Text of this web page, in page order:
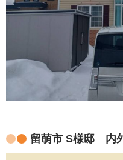
留萌市 S様邸 内